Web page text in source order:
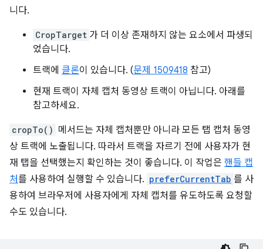
니다.
CropTarget 가 더 이상 존재하지 않는 요소에서 파생되
었습니다.
트랙에 클론이 있습니다. (문제 1509418 참고)
현재 트랙이 자체 캡처 동영상 트랙이 아닙니다. 아래를
참고하세요.
cropTo() 메서드는 자체 캡처뿐만 아니라 모든 탭 캡처 동영
상 트랙에 노출됩니다. 따라서 트랙을 자르기 전에 사용자가 현
재 탭을 선택했는지 확인하는 것이 좋습니다. 이 작업은 핸들 캡
처를 사용하여 실행할 수 있습니다. preferCurrentTab 를 사
용하여 브라우저에 사용자에게 자체 캡처를 유도하도록 요청할
수도 있습니다.